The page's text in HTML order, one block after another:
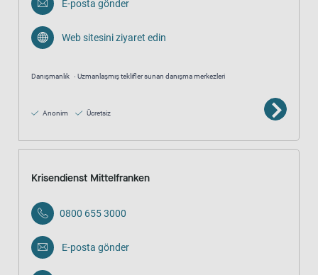
E-posta gönder
Web sitesini ziyaret edin
Danışmanlık Uzmanlaşmış teklifler sunan danışma merkezleri
Anonim Ücretsiz
Krisendienst Mittelfranken
0800 655 3000
E-posta gönder